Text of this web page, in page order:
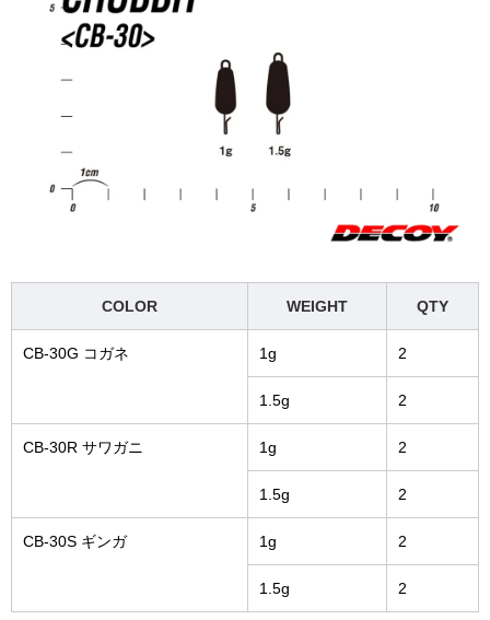
COLOR WEIGHT QTY
CB-30G コガネ 1g 2
1.5g 2
CB-30R サワガニ 1g 2
1.5g 2
CB-30S ギンガ 1g 2
1.5g 2